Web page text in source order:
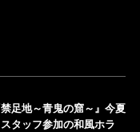
禁足地～青鬼の窟～』今夏
タッフ参加の和風ホラ